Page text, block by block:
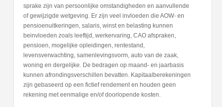
sprake zijn van persoonlijke omstandigheden en aanvullende
of gewijzigde wetgeving. Er zijn veel invloeden die AOW- en
pensioenuitkeringen, salaris, winst en belasting kunnen
beinvloeden zoals leeftijd, werkervaring, CAO afspraken,
pensioen, mogelijke opleidingen, rentestand,
levensverwachting, samenlevingsvorm, auto van de zaak,
woning en dergelijke. De bedragen op maand- en jaarbasis
kunnen afrondingsverschillen bevatten. Kapitaalberekeningen
zijn gebaseerd op een fictief rendement en houden geen
rekening met eenmalige en/of doorlopende kosten.